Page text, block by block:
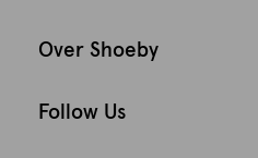
Over Shoeby
Follow Us